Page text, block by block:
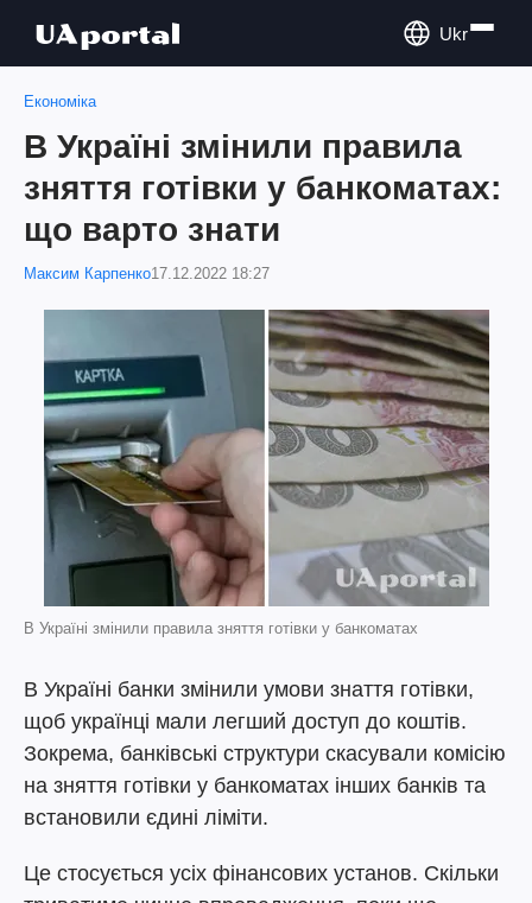
Ukr
Економіка
В Україні змінили правила
зняття готівки у банкоматах:
що варто знати
Максим Карпенко17.12.2022 18:27
В Україні змінили правила зняття готівки у банкоматах
В Україні банки змінили умови знаття готівки,
щоб українці мали легший доступ до коштів.
Зокрема, банківські структури скасували комісію
на зняття готівки у банкоматах інших банків та
встановили єдині ліміти.
Це стосується усіх фінансових установ. Скільки